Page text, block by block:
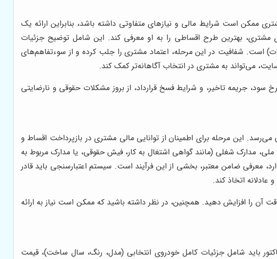
است شرایط مالی و نیازهای متفاوتی داشته باشد، بنابراین ارائه یک
مشتری، بهترین طرح اقساطی را به او معرفی کند. این شامل توضیح جزئیات
است. شفافیت در این مرحله، اعتماد مشتری را جلب کرده و از سوءتفاهم‌های
می‌تواند به مشتری در انتخاب آگاهانه‌تر کمک کند.
سود، جریمه تاخیر، و شرایط فسخ قرارداد، از بروز مشکلات حقوقی و نارضایتی
این مرحله برای اطمینان از توانایی مالی مشتری در بازپرداخت اقساط و
مدارک شغلی (مانند گواهی اشتغال به کار، فیش حقوقی، یا مدارک مربوط به
ضامن معتبر، بخشی از این فرآیند است. سیستم اعتبارسنجی باید قادر
اتخاذ کند.
آن را افزایش دهید. همچنین، در نظر داشته باشید که ممکن است نیاز به ارائه
باید شامل جزئیات کامل خودروی انتخابی (مدل، رنگ، سال ساخت)، قیمت